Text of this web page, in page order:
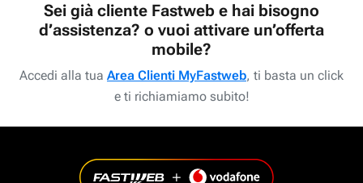
Sei già cliente Fastweb e hai bisogno
d’assistenza? o vuoi attivare un’offerta
mobile?
Accedi alla tua Area Clienti MyFastweb, ti basta un click
e ti richiamiamo subito!